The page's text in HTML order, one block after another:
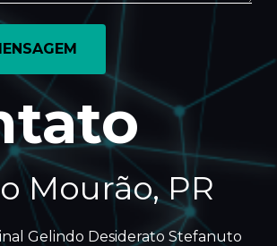
Mourão, PR
Gelindo Desiderato Stefanuto